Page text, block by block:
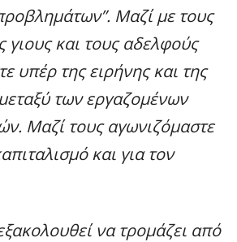
Μαζί με τους
γιους και τους αδελφούς
υπέρ της ειρήνης και της
των εργαζομένων
Μαζί τους αγωνιζόμαστε
και για τον
να τρομάζει από